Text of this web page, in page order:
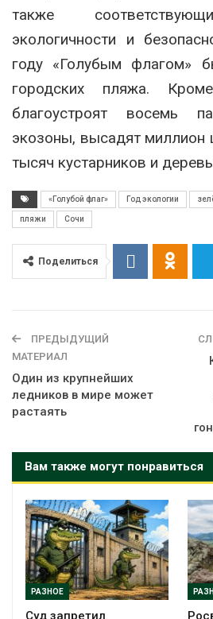
также
экологичности и
году «Голубым флагом»
городских пляжа.
благоустроят восемь
экозоны, высадят миллион
тысяч кустарников и
«Голубой флаг» Год экологии
пляжи Сочи
Поделиться
ПРЕДЫДУЩИЙ
МАТЕРИАЛ
Один из крупнейших
ледников в мире может
растаять
Вам также могут понравиться
РАЗНОЕ
Суд запретил